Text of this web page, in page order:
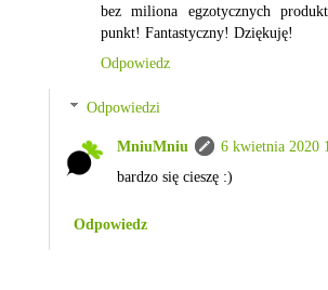
bez miliona egzotycznych
punkt! Fantastyczny! Dziękuję!
Odpowiedz
Odpowiedzi
MniuMniu
6 kwietnia 2020
bardzo się cieszę :)
Odpowiedz